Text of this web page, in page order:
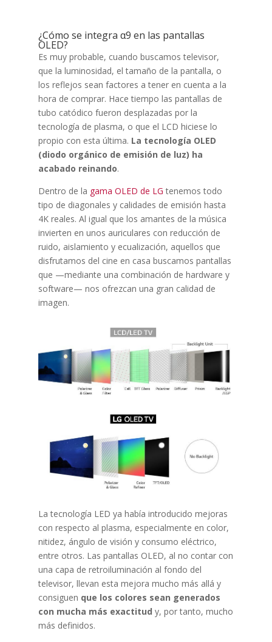
¿Cómo se integra α9 en las pantallas
OLED?
Es muy probable, cuando buscamos televisor,
que la luminosidad, el tamaño de la pantalla, o
los reflejos sean factores a tener en cuenta a la
hora de comprar. Hace tiempo las pantallas de
tubo catódico fueron desplazadas por la
tecnología de plasma, o que el LCD hiciese lo
propio con esta última. La tecnología OLED
(diodo orgánico de emisión de luz) ha
acabado reinando.
Dentro de la gama OLED de LG tenemos todo
tipo de diagonales y calidades de emisión hasta
4K reales. Al igual que los amantes de la música
invierten en unos auriculares con reducción de
ruido, aislamiento y ecualización, aquellos que
disfrutamos del cine en casa buscamos pantallas
que —mediante una combinación de hardware y
software— nos ofrezcan una gran calidad de
imagen.
La tecnología LED ya había introducido mejoras
con respecto al plasma, especialmente en color,
nitidez, ángulo de visión y consumo eléctrico,
entre otros. Las pantallas OLED, al no contar con
una capa de retroiluminación al fondo del
televisor, llevan esta mejora mucho más allá y
consiguen que los colores sean generados
con mucha más exactitud y, por tanto, mucho
más definidos.